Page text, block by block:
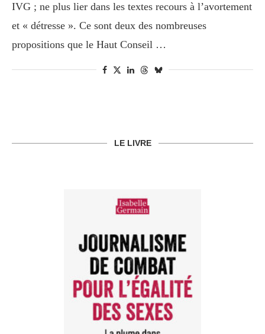
IVG ; ne plus lier dans les textes recours à l’avortement
et « détresse ». Ce sont deux des nombreuses
propositions que le Haut Conseil …
LE LIVRE